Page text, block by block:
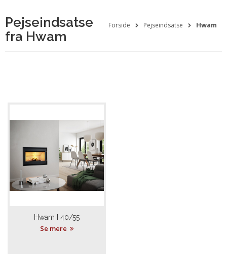
Forside Pejseindsatse Hwam
Pejseindsatse
fra Hwam
Hwam I 40/55
Se mere